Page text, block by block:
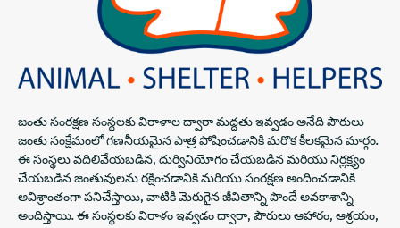
జంతు సంరక్షణ సంస్థలకు విరాళాల ద్వారా మద్దతు ఇవ్వడం అనేది పౌరులు
జంతు సంక్షేమంలో గణనీయమైన పాత్ర పోషించడానికి మరొక కీలకమైన మార్గం.
ఈ సంస్థలు వదిలివేయబడిన, దుర్వినియోగం చేయబడిన మరియు నిర్లక్ష్యం
చేయబడిన జంతువులను రక్షించడానికి మరియు సంరక్షణ అందించడానికి
అవిశ్రాంతంగా పనిచేస్తాయి, వాటికి మెరుగైన జీవితాన్ని పొందే అవకాశాన్ని
అందిస్తాయి. ఈ సంస్థలకు విరాళం ఇవ్వడం ద్వారా, పౌరులు ఆహారం, ఆశ్రయం,